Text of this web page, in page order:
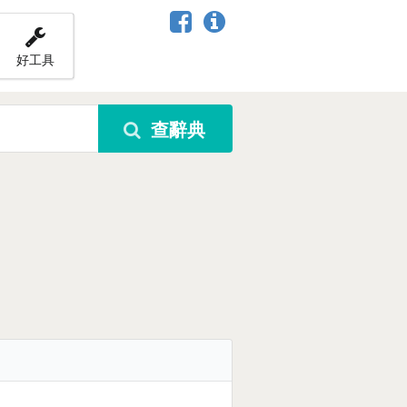
好工具
查辭典